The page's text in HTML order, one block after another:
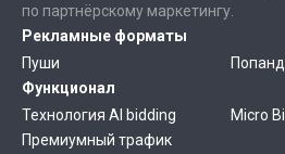
по партнёрскому маркетингу.
Рекламные форматы
Пуши
Функционал
Технология AI bidding
Micro
Премиумный трафик